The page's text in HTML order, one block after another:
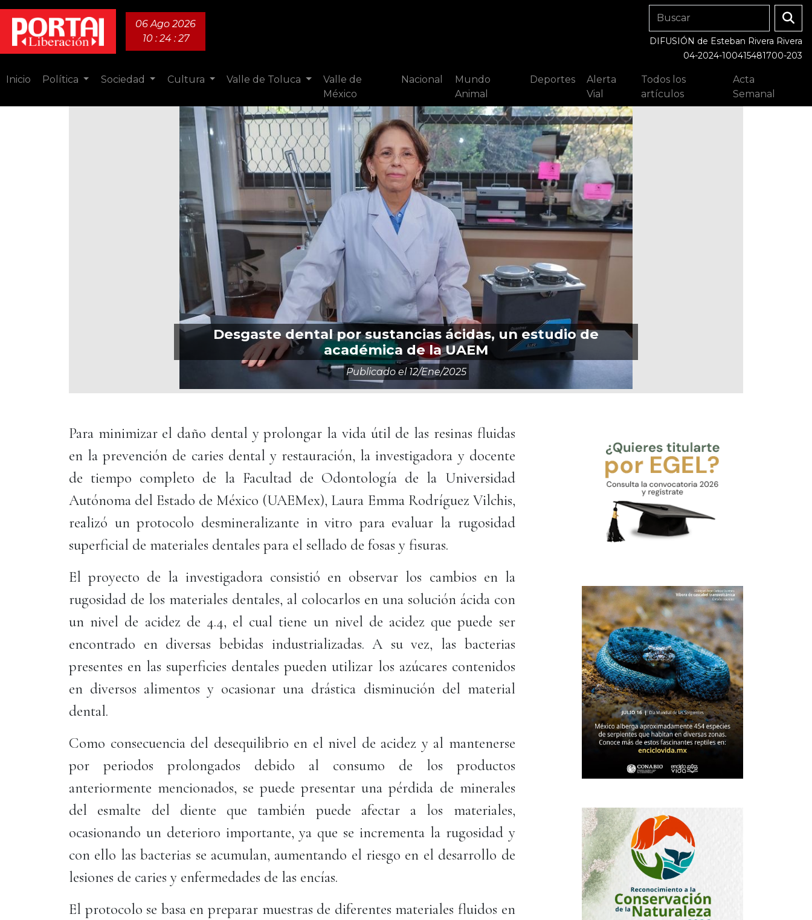
06 Ago 2026
10 : 24 : 28
DIFUSIÓN de Esteban Rivera Rivera
04-2024-100415481700-203
Inicio Política Sociedad Cultura Valle de Toluca
Valle de
México
Nacional
Mundo
Animal
Deportes
Alerta
Vial
Todos los
artículos
Acta
Semanal
Desgaste dental por sustancias ácidas, un estudio de
académica de la UAEM
Publicado el 12/ene/2025
Para minimizar el daño dental y prolongar la vida útil de las resinas fluidas
en la prevención de caries dental y restauración, la investigadora y docente
de tiempo completo de la Facultad de Odontología de la Universidad
Autónoma del Estado de México (UAEMex), Laura Emma Rodríguez Vilchis,
realizó un protocolo desmineralizante in vitro para evaluar la rugosidad
superficial de materiales dentales para el sellado de fosas y fisuras.
El proyecto de la investigadora consistió en observar los cambios en la
rugosidad de los materiales dentales, al colocarlos en una solución ácida con
un nivel de acidez de 4.4, el cual tiene un nivel de acidez que puede ser
encontrado en diversas bebidas industrializadas. A su vez, las bacterias
presentes en las superficies dentales pueden utilizar los azúcares contenidos
en diversos alimentos y ocasionar una drástica disminución del material
dental.
Como consecuencia del desequilibrio en el nivel de acidez y al mantenerse
por periodos prolongados debido al consumo de los productos
anteriormente mencionados, se puede presentar una pérdida de minerales
del esmalte del diente que también puede afectar a los materiales,
ocasionando un deterioro importante, ya que se incrementa la rugosidad y
con ello las bacterias se acumulan, aumentando el riesgo en el desarrollo de
lesiones de caries y enfermedades de las encías.
El protocolo se basa en preparar muestras de diferentes materiales fluidos en